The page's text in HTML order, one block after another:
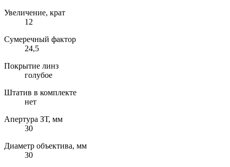
Увеличение, крат
12
Сумеречный фактор
24,5
Покрытие линз
голубое
Штатив в комплекте
нет
Апертура ЗТ, мм
30
Диаметр объектива, мм
30